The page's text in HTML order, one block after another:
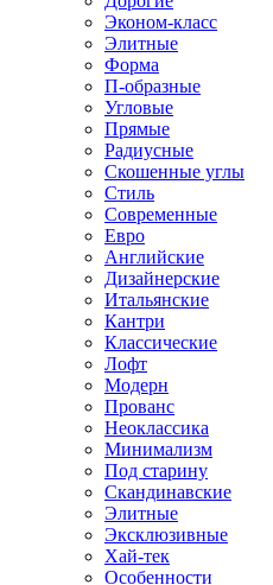
Эконом-класс
Элитные
Форма
П-образные
Угловые
Прямые
Радиусные
Скошенные углы
Стиль
Современные
Евро
Английские
Дизайнерские
Итальянские
Кантри
Классические
Лофт
Модерн
Прованс
Неоклассика
Минимализм
Под старину
Скандинавские
Элитные
Эксклюзивные
Хай-тек
Особенности